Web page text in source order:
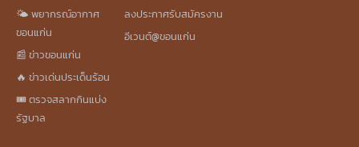
🌤️ พยากรณ์อากาศ
ขอนแก่น
📰 ข่าวขอนแก่น
🔥 ข่าวเด่นประเด็นร้อน
🎟️ ตรวจสลากกินแบ่ง
รัฐบาล
ลงประกาศรับสมัครงาน
อีเวนต์@ขอนแก่น